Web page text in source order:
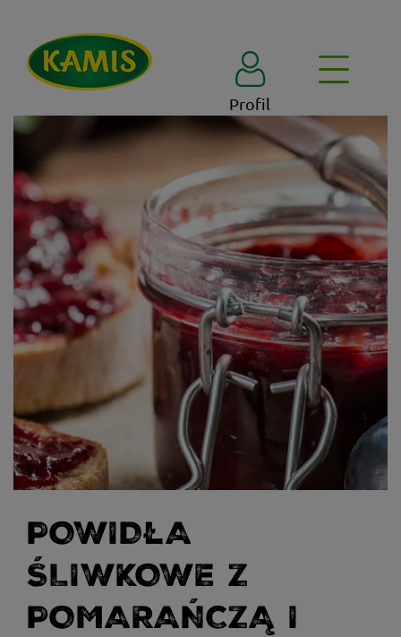
Profil
POWIDŁA
ŚLIWKOWE Z
POMARAŃCZĄ I